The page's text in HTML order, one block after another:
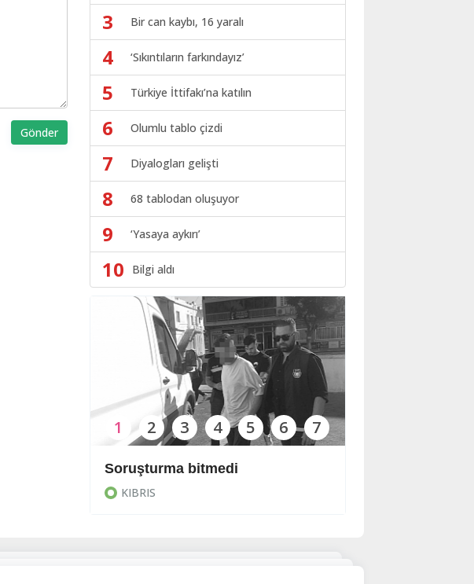
Gönder
3 Bir can kaybı, 16 yaralı
4 ‘Sıkıntıların farkındayız’
5 Türkiye İttifakı’na katılın
6 Olumlu tablo çizdi
7 Diyalogları gelişti
8 68 tablodan oluşuyor
9 ‘Yasaya aykırı’
10 Bilgi aldı
Soruşturma bitmedi
KIBRIS
1 2 3 4 5 6 7